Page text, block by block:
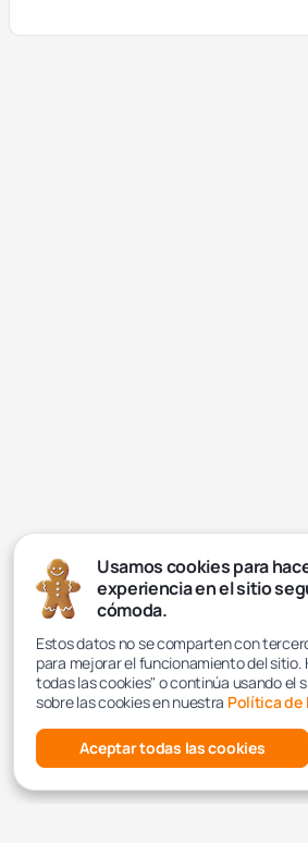
Usamos cookies para
experiencia en el sitio
cómoda.
Estos datos no se comparten con
para mejorar el funcionamiento del sitio.
todas las cookies" o continúa usando el
sobre las cookies en nuestra Política de
Aceptar todas las cookies